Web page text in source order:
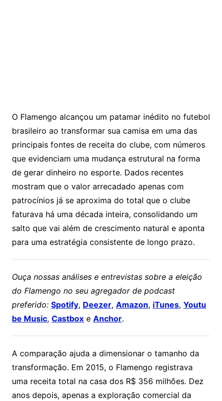
O Flamengo alcançou um patamar inédito no futebol
brasileiro ao transformar sua camisa em uma das
principais fontes de receita do clube, com números
que evidenciam uma mudança estrutural na forma
de gerar dinheiro no esporte. Dados recentes
mostram que o valor arrecadado apenas com
patrocínios já se aproxima do total que o clube
faturava há uma década inteira, consolidando um
salto que vai além de crescimento natural e aponta
para uma estratégia consistente de longo prazo.
Ouça nossas análises e entrevistas sobre a eleição
do Flamengo no seu agregador de podcast
preferido: Spotify, Deezer, Amazon, iTunes, Youtu
be Music, Castboxe Anchor.
A comparação ajuda a dimensionar o tamanho da
transformação. Em 2015, o Flamengo registrava
uma receita total na casa dos R$ 356 milhões. Dez
anos depois, apenas a exploração comercial da